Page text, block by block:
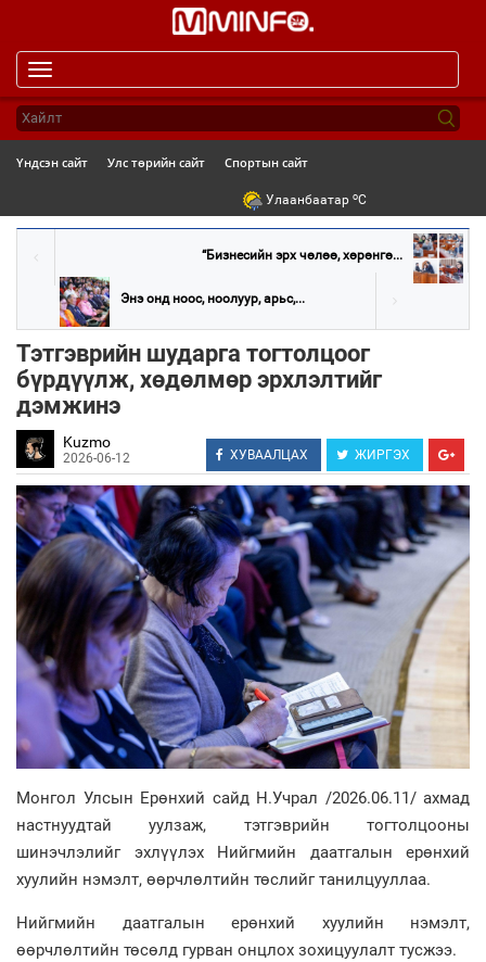
navigation
Үндсэн сайт Улс төрийн сайт Спортын сайт
Улаанбаатар oC
“Бизнесийн эрх чөлөө, хөрөнгө...
Энэ онд ноос, ноолуур, арьс,...
Тэтгэврийн шударга тогтолцоог
бүрдүүлж, хөдөлмөр эрхлэлтийг
дэмжинэ
Kuzmo
2026-06-12 ХУВААЛЦАХ ЖИРГЭХ
Монгол Улсын Ерөнхий сайд Н.Учрал /2026.06.11/ ахмад
настнуудтай уулзаж, тэтгэврийн тогтолцооны
шинэчлэлийг эхлүүлэх Нийгмийн даатгалын ерөнхий
хуулийн нэмэлт, өөрчлөлтийн төслийг танилцууллаа.
Нийгмийн даатгалын ерөнхий хуулийн нэмэлт,
өөрчлөлтийн төсөлд гурван онцлох зохицуулалт тусжээ.